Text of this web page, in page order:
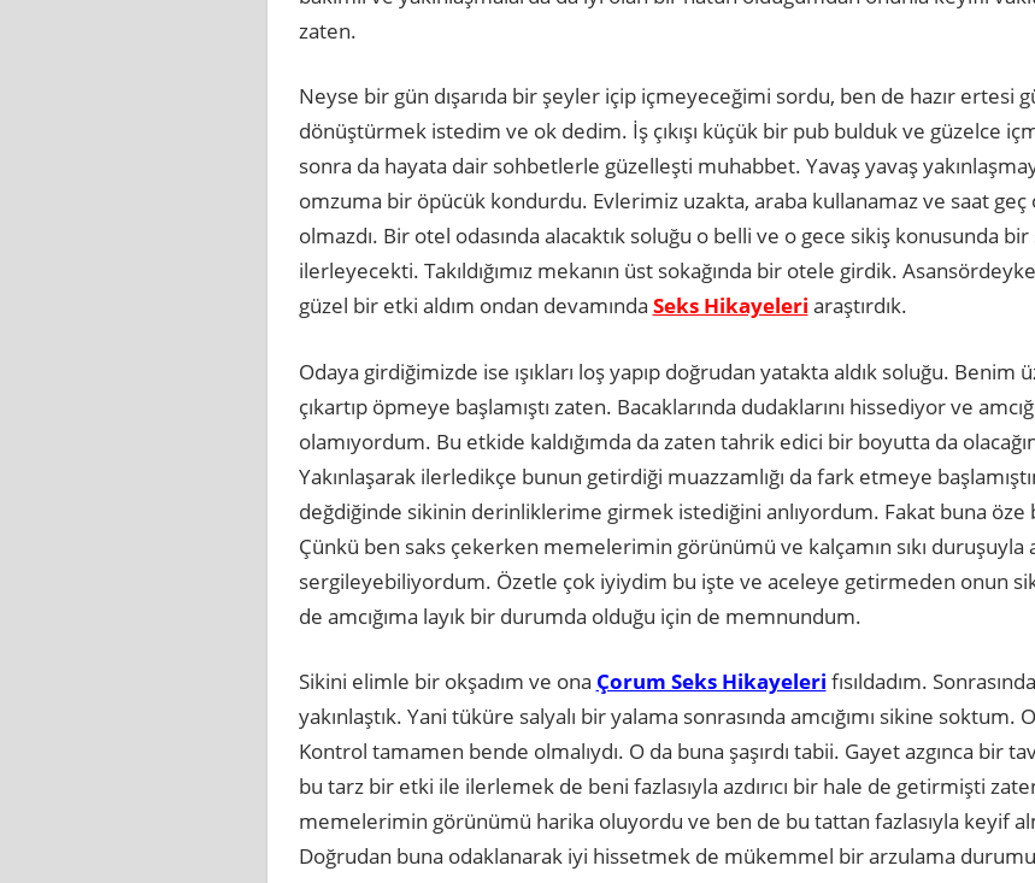
zaten.
Neyse bir gün dışarıda bir şeyler içip içmeyeceğimi sordu, ben de hazır ertesi
dönüştürmek istedim ve ok dedim. İş çıkışı küçük bir pub bulduk ve güzelce
sonra da hayata dair sohbetlerle güzelleşti muhabbet. Yavaş yavaş
omzuma bir öpücük kondurdu. Evlerimiz uzakta, araba kullanamaz ve saat geç
olmazdı. Bir otel odasında alacaktık soluğu o belli ve o gece sikiş konusunda
ilerleyecekti. Takıldığımız mekanın üst sokağında bir otele girdik.
güzel bir etki aldım ondan devamında Seks Hikayeleri araştırdık.
Odaya girdiğimizde ise ışıkları loş yapıp doğrudan yatakta aldık soluğu.
çıkartıp öpmeye başlamıştı zaten. Bacaklarında dudaklarını hissediyor ve
olamıyordum. Bu etkide kaldığımda da zaten tahrik edici bir boyutta da
Yakınlaşarak ilerledikçe bunun getirdiği muazzamlığı da fark etmeye
değdiğinde sikinin derinliklerime girmek istediğini anlıyordum. Fakat buna öze
Çünkü ben saks çekerken memelerimin görünümü ve kalçamın sıkı duruşuyla
sergileyebiliyordum. Özetle çok iyiydim bu işte ve aceleye getirmeden onun
de amcığıma layık bir durumda olduğu için de memnundum.
Sikini elimle bir okşadım ve ona Çorum Seks Hikayeleri fısıldadım.
yakınlaştık. Yani tüküre salyalı bir yalama sonrasında amcığımı sikine
Kontrol tamamen bende olmalıydı. O da buna şaşırdı tabii. Gayet azgınca bir
bu tarz bir etki ile ilerlemek de beni fazlasıyla azdırıcı bir hale de getirmişti
memelerimin görünümü harika oluyordu ve ben de bu tattan fazlasıyla keyif
Doğrudan buna odaklanarak iyi hissetmek de mükemmel bir arzulama